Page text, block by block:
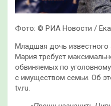
Фото: © РИА Новости /
Младшая дочь известного
Мария требует
обвиняемых по
с имуществом семьи. Об
tv.ru.